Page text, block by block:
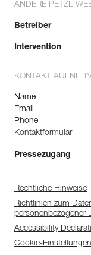
ANDERE PETZL
Betreiber
Intervention
KONTAKT
Name
Email
Phone
Kontaktformular
Pressezugang
Rechtliche Hinweise
Richtlinien zum
personenbezogener
Accessibility
Cookie-Einstellungen